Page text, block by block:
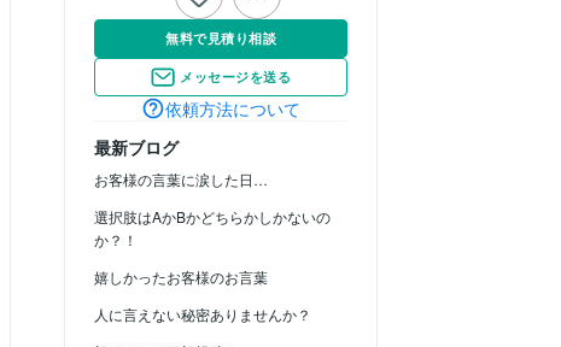
無料で見積り相談
メッセージを送る
依頼方法について
最新ブログ
お客様の言葉に涙した日…
選択肢はAかBかどちらかしかないの
か？！
嬉しかったお客様のお言葉
人に言えない秘密ありませんか？